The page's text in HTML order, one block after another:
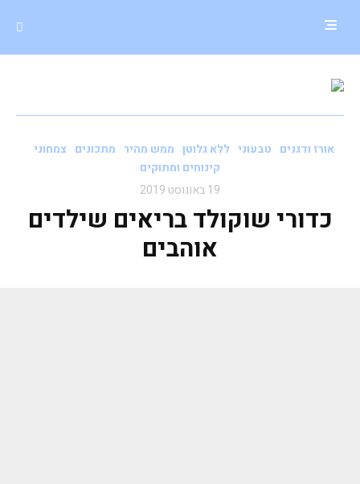
אורז ודגנים טבעוני ללא גלוטן ממש מהיר מתכונים צמחוני
קינוחים ומתוקים
19 באוגוסט 2019
כדורי שוקולד בריאים שילדים
אוהבים